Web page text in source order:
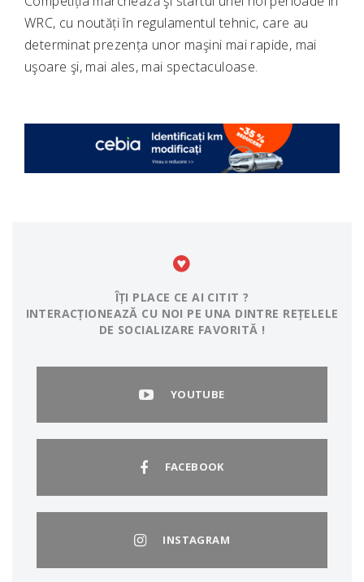
WRC, cu noutăți în regulamentul tehnic, care au
determinat prezența unor maşini mai rapide, mai
uşoare şi, mai ales, mai spectaculoase.
ÎȚI PLACE CE AI CITIT ?
INTERACȚIONEAZĂ CU NOI PE UNA DINTRE REȚELELE
DE SOCIALIZARE FAVORITĂ !
YOUTUBE
FACEBOOK
INSTAGRAM